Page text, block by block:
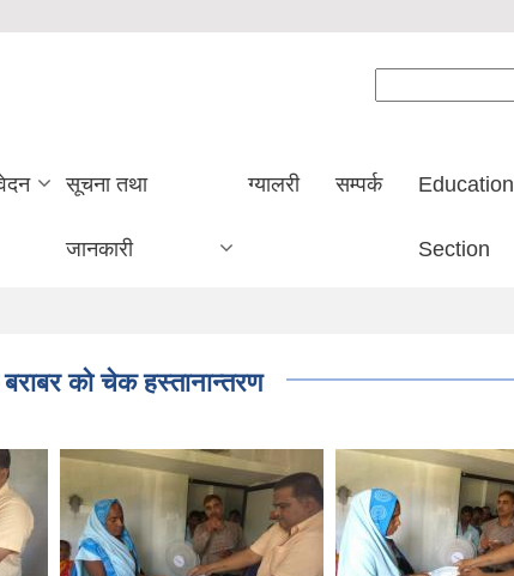
सूचना तथा
जानकारी
ग्यालरी सम्पर्क Education
Section
को चेक हस्तानान्तरण